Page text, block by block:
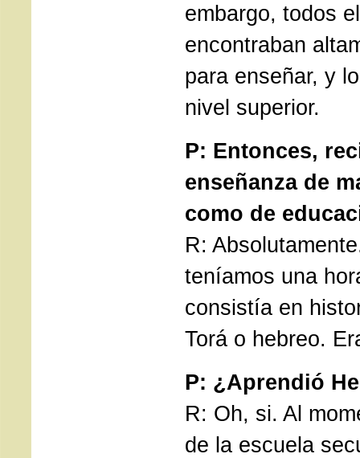
embargo, todos
encontraban
para enseñar, y
nivel superior.
P: Entonces,
enseñanza de
como de
R:
teníamos una
consistía en
Torá o hebreo.
P: ¿Aprendió
R: Oh, si. Al
de la escuela